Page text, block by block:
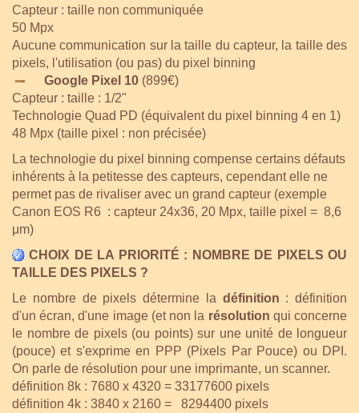
Capteur : taille non communiquée
50 Mpx
Aucune communication sur la taille du capteur, la taille des
pixels, l'utilisation (ou pas) du pixel binning
Google Pixel 10 (899€)
Capteur : taille : 1/2"
Technologie Quad PD (équivalent du pixel binning 4 en 1)
48 Mpx (taille pixel : non précisée)
La technologie du pixel binning compense certains défauts
inhérents à la petitesse des capteurs, cependant elle ne
permet pas de rivaliser avec un grand capteur (exemple
Canon EOS R6 : capteur 24x36, 20 Mpx, taille pixel = 8,6
μm)
CHOIX DE LA PRIORITÉ : NOMBRE DE PIXELS OU
TAILLE DES PIXELS ?
Le nombre de pixels détermine la définition : définition
d'un écran, d'une image (et non la résolution qui concerne
le nombre de pixels (ou points) sur une unité de longueur
(pouce) et s'exprime en PPP (Pixels Par Pouce) ou DPI.
On parle de résolution pour une imprimante, un scanner.
définition 8k : 7680 x 4320 = 33177600 pixels
définition 4k : 3840 x 2160 = 8294400 pixels